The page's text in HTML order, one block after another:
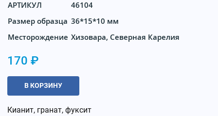
АРТИКУЛ
46104
Размер образца 36*15*10 мм
Месторождение Хизовара, Северная Карелия
170 ₽
В КОРЗИНУ
Кианит, гранат, фуксит